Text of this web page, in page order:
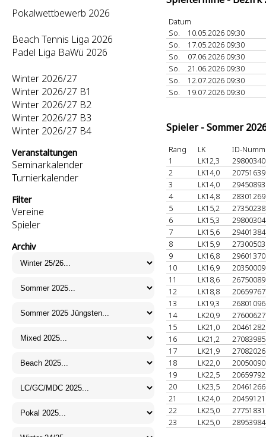
Pokalwettbewerb 2026
Beach Tennis Liga 2026
Padel Liga BaWü 2026
Winter 2026/27
Winter 2026/27 B1
Winter 2026/27 B2
Winter 2026/27 B3
Winter 2026/27 B4
Veranstaltungen
Seminarkalender
Turnierkalender
Filter
Vereine
Spieler
Archiv
Datum
So.
10.05.2026 09:30
So.
17.05.2026 09:30
So.
07.06.2026 09:30
So.
21.06.2026 09:30
So.
12.07.2026 09:30
So.
19.07.2026 09:30
Spieler - Sommer
Rang LK
ID-
1
LK12,3
2
LK14,0
3
LK14,0
4
LK14,8
5
LK15,2
6
LK15,3
7
LK15,6
8
LK15,9
9
LK16,8
10
LK16,9
11
LK18,6
12
LK18,8
13
LK19,3
14
LK20,9
15
LK21,0
16
LK21,2
17
LK21,9
18
LK22,0
19
LK22,5
20
LK23,5
21
LK24,0
22
LK25,0
23
LK25,0